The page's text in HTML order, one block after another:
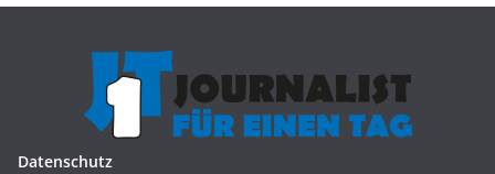
Datenschutz